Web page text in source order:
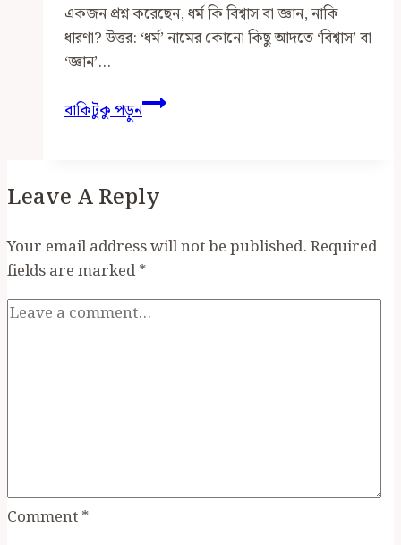
একজন প্রশ্ন করেছেন, ধর্ম কি বিশ্বাস বা জ্ঞান, নাকি
ধারণা? উত্তর: ‘ধর্ম’ নামের কোনো কিছু আদতে ‘বিশ্বাস’ বা
‘জ্ঞান’…
বাকিটুকু পড়ুনধর্ম
কি
জ্ঞান,
ধারণা?
Leave A Reply
Your email address will not be published.Required
fields are marked*
Comment*